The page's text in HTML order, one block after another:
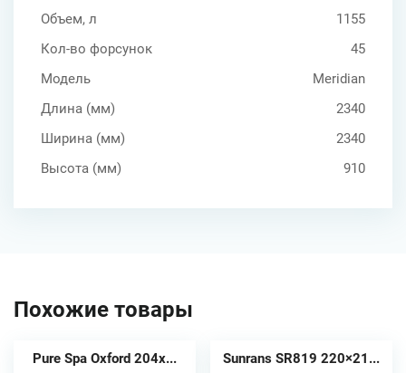
Объем, л
1155
Кол-во форсунок
45
Модель
Meridian
Длина (мм)
2340
Ширина (мм)
2340
Высота (мм)
910
Похожие товары
Pure Spa Oxford 204х... Sunrans SR819 220×21...